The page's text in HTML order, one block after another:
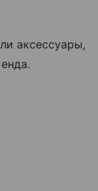
аксессуары,